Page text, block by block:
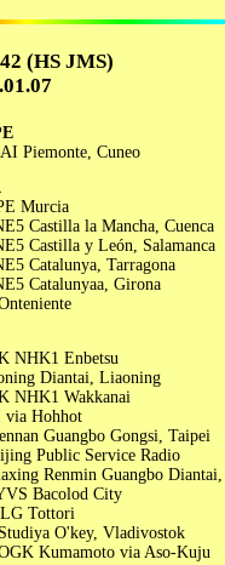
(HS JMS)
Piemonte, Cuneo
Murcia
Castilla la Mancha, Cuenca
Castilla y León, Salamanca
Catalunya, Tarragona
Catalunyaa, Girona
NHK1 Enbetsu
Diantai, Liaoning
NHK1 Wakkanai
via Hohhot
Guangbo Gongsi, Taipei
Public Service Radio
Renmin Guangbo
Bacolod City
Tottori
O'key, Vladivostok
Kumamoto via Aso-Kuju